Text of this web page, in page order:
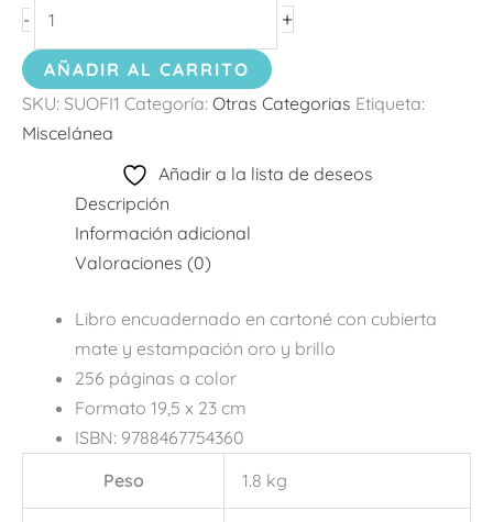
- +
AÑADIR AL CARRITO
SKU: SUOFI1 Categoría: Otras Categorias Etiqueta:
Miscelánea
Añadir a la lista de deseos
Descripción
Información adicional
Valoraciones (0)
Libro encuadernado en cartoné con cubierta
mate y estampación oro y brillo
256 páginas a color
Formato 19,5 x 23 cm
ISBN: 9788467754360
Peso
1.8 kg